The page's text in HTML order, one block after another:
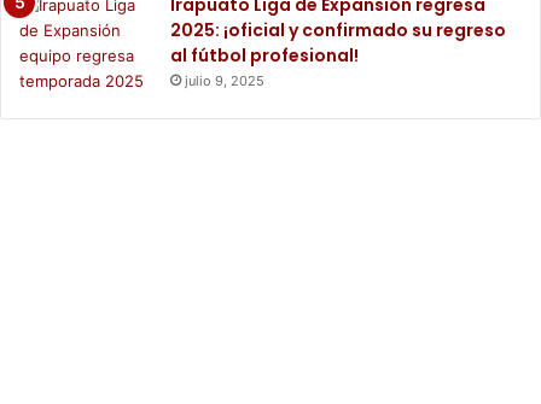
Irapuato Liga de Expansión regresa
2025: ¡oficial y confirmado su regreso
al fútbol profesional!
julio 9, 2025